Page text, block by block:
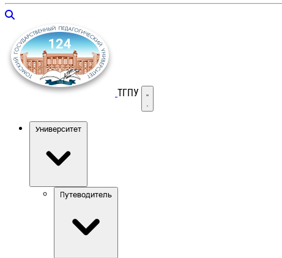
ТГПУ Открыть меню
Университет
Путеводитель